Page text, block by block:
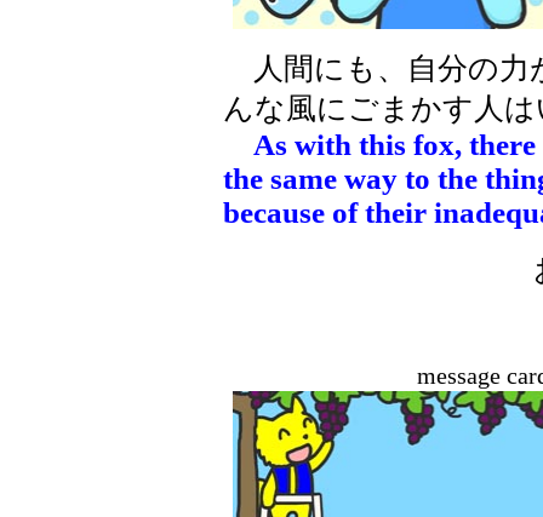
人間にも、自分の力
んな風にごまかす人
As with this fox,
the same way to the
because of their
message